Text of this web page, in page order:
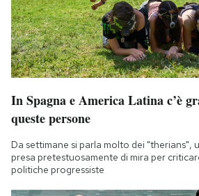
In Spagna e America Latina c’è
queste persone
Da settimane si parla molto dei "therians",
presa pretestuosamente di mira per
politiche progressiste